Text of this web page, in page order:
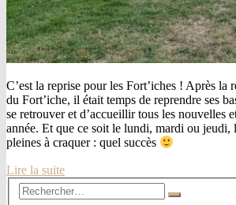
C’est la reprise pour les Fort’iches ! Après la
du Fort’iche, il était temps de reprendre ses
se retrouver et d’accueillir tous les nouvelles
année. Et que ce soit le lundi, mardi ou jeudi,
pleines à craquer : quel succès
Lire la suite